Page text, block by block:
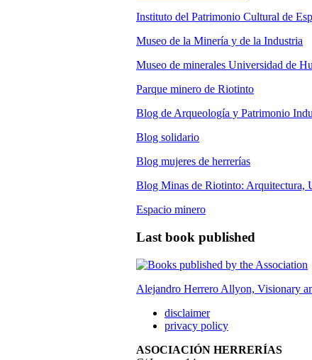
Instituto del Patrimonio Cultural de
Museo de la Minería y de la Industria
Museo de minerales Universidad de
Parque minero de Riotinto
Blog de Arqueología y Patrimonio
Blog solidario
Blog mujeres de herrerías
Blog Minas de Riotinto: Arquitectura,
Espacio minero
Last book published
Alejandro Herrero Allyon, Visionary
disclaimer
privacy policy
ASOCIACIÓN HERRERÍAS